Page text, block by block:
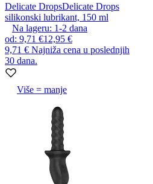
Delicate DropsDelicate Drops
silikonski lubrikant, 150 ml
Na lageru: 1-2 dana
od: 9,71 €12,95 €
9,71 € Najniža cena u poslednjih
30 dana.
Više = manje